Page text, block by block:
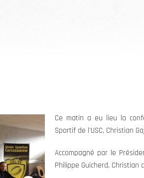
Ce matin a eu lieu la
Sportif de l’USC, Christian
Accompagné par le
Philippe Guicherd,